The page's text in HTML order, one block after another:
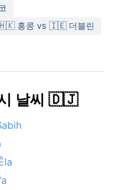
으로 내려가 활동하
현상으로는 하르마
. 이 뜨겁고 건조한
종일 시야를 흐리
문 일이다. 눈이나
며, 사막의 극한 더
장 강력한 기후적 특
홍콩 vs 🇮🇪 더블린
시 날씨 🇩🇯